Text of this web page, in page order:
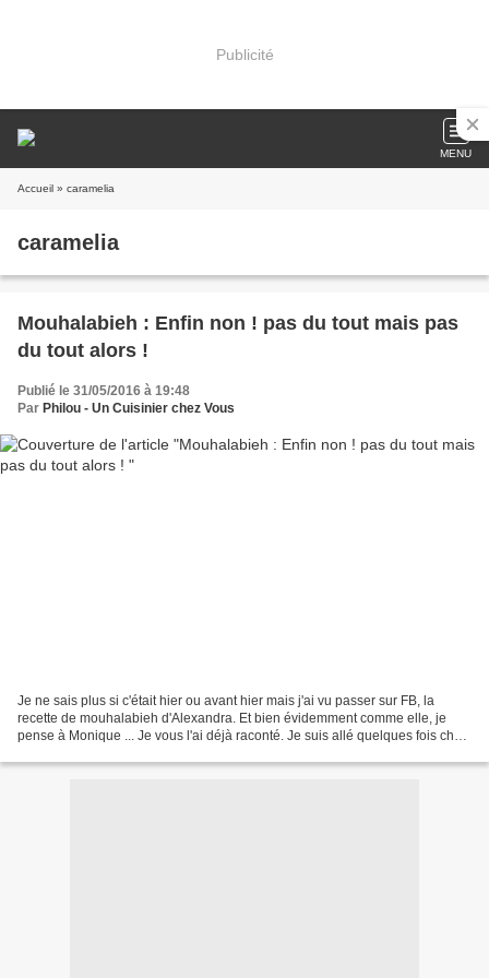
Publicité
MENU
Accueil » caramelia
caramelia
Mouhalabieh : Enfin non ! pas du tout mais pas
du tout alors !
Publié le 31/05/2016 à 19:48
Par Philou - Un Cuisinier chez Vous
Je ne sais plus si c'était hier ou avant hier mais j'ai vu passer sur FB, la
recette de mouhalabieh d'Alexandra. Et bien évidemment comme elle, je
pense à Monique ... Je vous l'ai déjà raconté. Je suis allé quelques fois chez